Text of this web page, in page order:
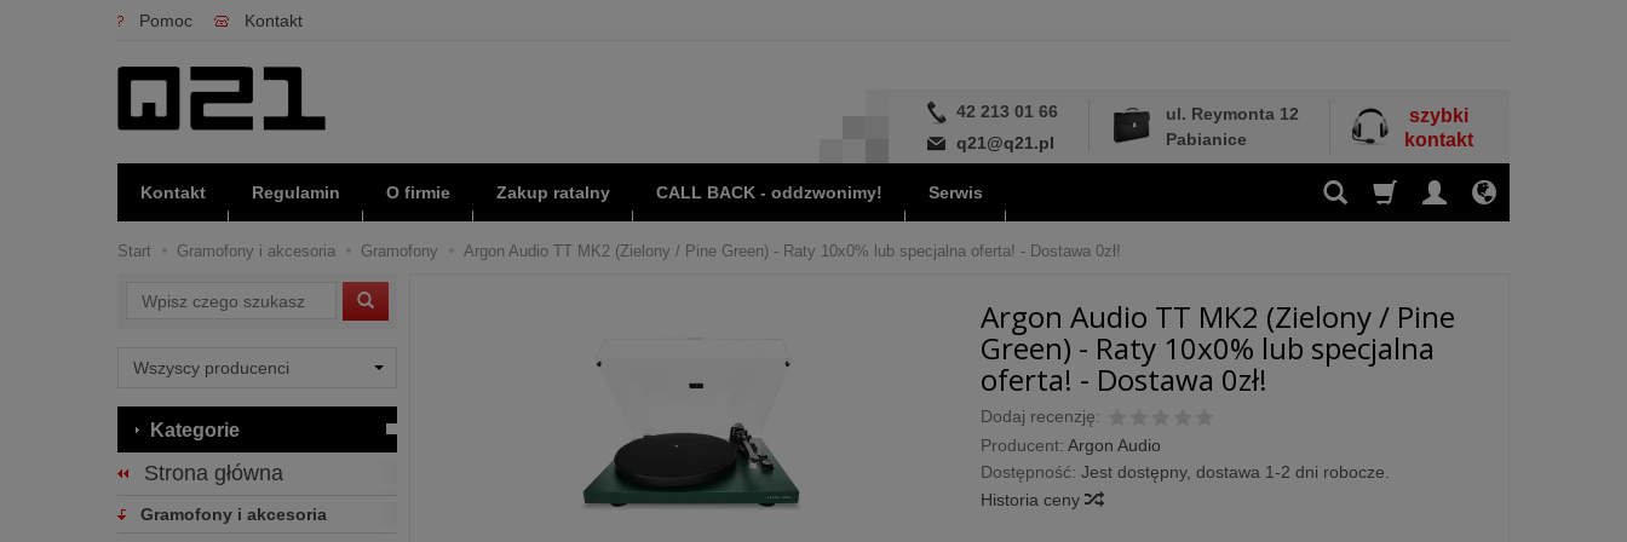
Pomoc Kontakt
42 213 01 66
q21@q21.pl
ul. Reymonta 12
Pabianice
szybki
kontakt
Kontakt Regulamin O firmie Zakup ratalny CALL BACK - oddzwonimy! Serwis
Start Gramofony i akcesoria Gramofony Argon Audio TT MK2 (Zielony / Pine Green) - Raty 10x0% lub specjalna oferta! - Dostawa 0zł!
Argon Audio TT MK2 (Zielony / Pine
Green) - Raty 10x0% lub specjalna
oferta! - Dostawa 0zł!
Dodaj recenzję:
Producent: Argon Audio
Dostępność: Jest dostępny, dostawa 1-2 dni robocze.
Historia ceny
Wyszukaj
Kategorie
Strona główna
Gramofony i akcesoria